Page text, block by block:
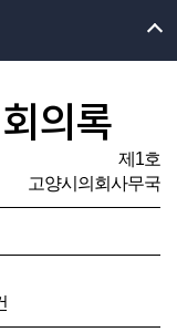
의록
제1호
고양시의회사무국